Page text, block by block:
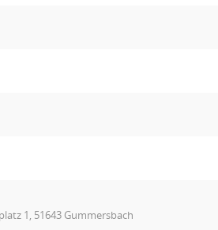
1, 51643 Gummersbach